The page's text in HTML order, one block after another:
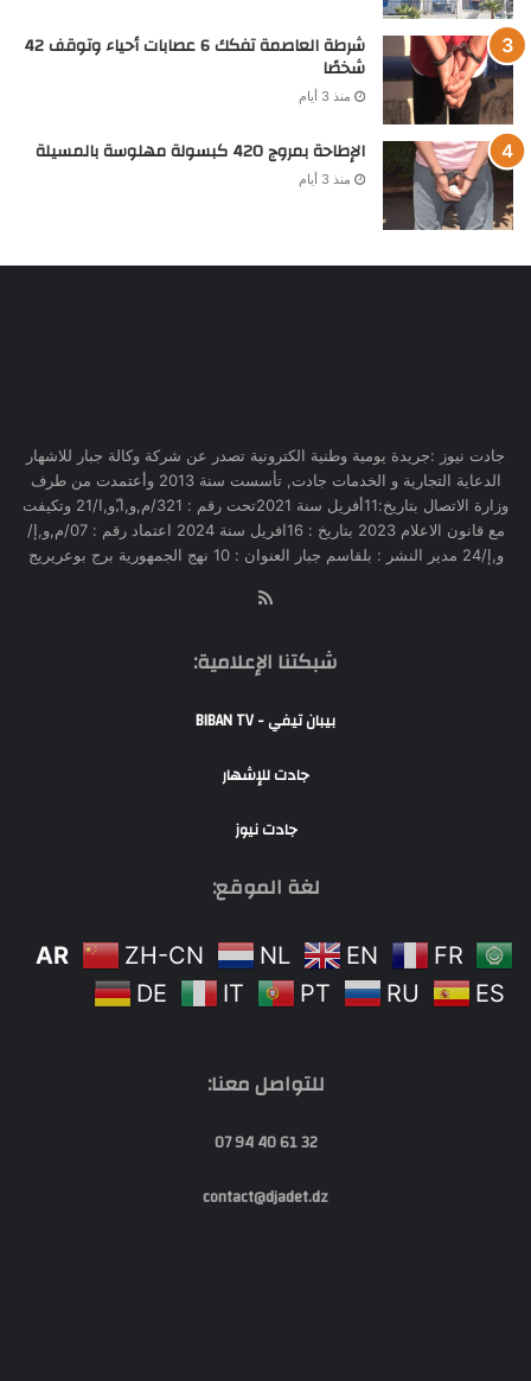
شرطة العاصمة تفكك 6 عصابات أحياء وتوقف 42
شخصًا
منذ 3 أيام
الإطاحة بمروج 420 كبسولة مهلوسة بالمسيلة
منذ 3 أيام
جادت نيوز :جريدة يومية وطنية الكترونية تصدر عن شركة وكالة جبار للاشهار
الدعاية التجارية و الخدمات جادت, تأسست سنة 2013 وأعتمدت من طرف
وزارة الاتصال بتاريخ:11أفريل سنة 2021تحت رقم : 321/م,و,ا,ّو,ا/21 وتكيفت
مع قانون الاعلام 2023 بتاريخ : 16افريل سنة 2024 اعتماد رقم : 07/م,و,إ/
و,إ/24 مدير النشر : بلقاسم جبار العنوان : 10 نهج الجمهورية برج بوعريريج
شبكتنا الإعلامية:
بيبان تيفي - BIBAN TV
جادت للإشهار
جادت نيوز
لغة الموقع:
AR ZH-CN NL EN
FR
DE
IT PT RU ES
للتواصل معنا:
32 61 40 94 07
contact@djadet.dz